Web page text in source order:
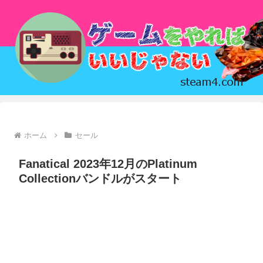
ホーム セール
Fanatical 2023年12月のPlatinum
Collectionバンドルがスタート